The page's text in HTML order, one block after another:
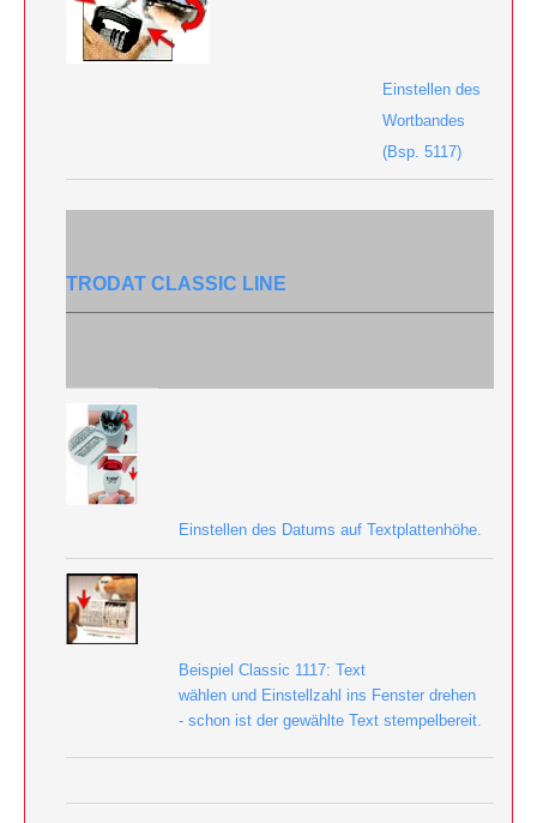
Einstellen des
Wortbandes
(Bsp. 5117)
TRODAT CLASSIC LINE
Einstellen des Datums auf Textplattenhöhe.
Beispiel Classic 1117: Text
wählen und Einstellzahl ins Fenster drehen
- schon ist der gewählte Text stempelbereit.